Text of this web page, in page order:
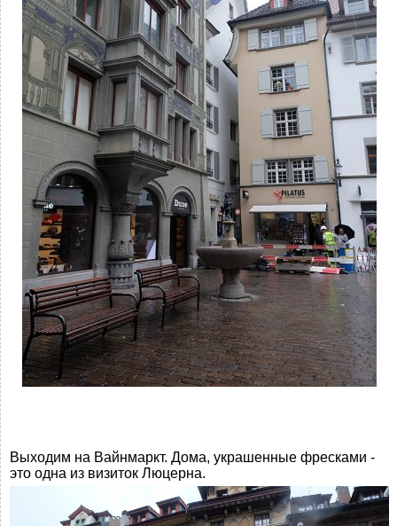
Выходим на Вайнмаркт. Дома, украшенные фресками -
это одна из визиток Люцерна.